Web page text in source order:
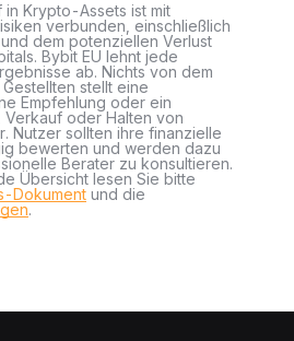
in Krypto-Assets ist mit
verbunden, einschließlich
dem potenziellen Verlust
Bybit EU lehnt jede
ab. Nichts von dem
stellt eine
Empfehlung oder ein
Verkauf oder Halten von
Nutzer sollten ihre finanzielle
bewerten und werden dazu
Berater zu konsultieren.
Übersicht lesen Sie bitte
Dokument und die
.